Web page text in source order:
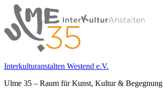
Springe
zum
Inhalt
Interkulturanstalten Westend e.V.
Ulme 35 – Raum für Kunst, Kultur & Begegnung